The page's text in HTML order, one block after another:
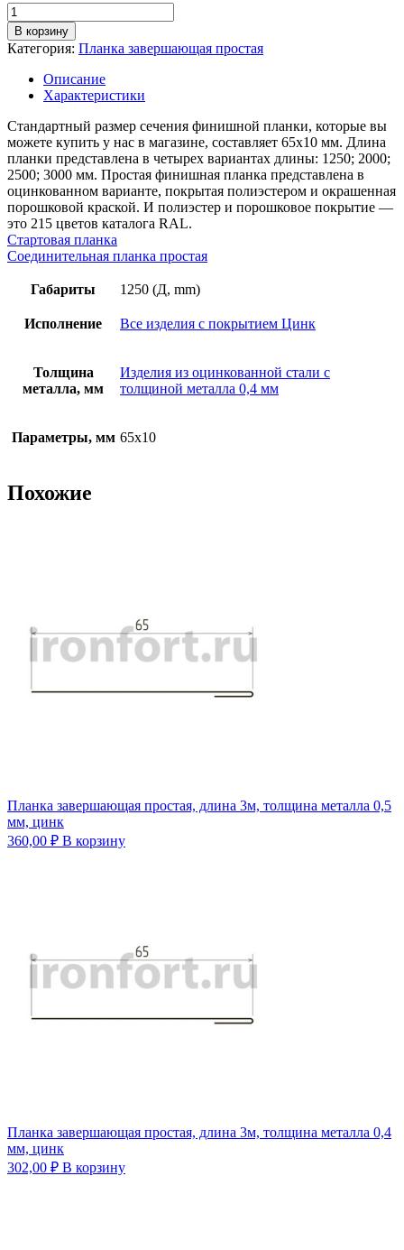
Количество
товара
Планка
завершающая
простая,
длина
1,25м,
толщина
металла
0,4
мм,
цинк
В корзину
Категория: Планка завершающая простая
Описание
Характеристики
Стандартный размер сечения финишной планки, которые вы
можете купить у нас в магазине, составляет 65х10 мм. Длина
планки представлена в четырех вариантах длины: 1250; 2000;
2500; 3000 мм. Простая финишная планка представлена в
оцинкованном варианте, покрытая полиэстером и окрашенная
порошковой краской. И полиэстер и порошковое покрытие —
это 215 цветов каталога RAL.
Стартовая планка
Соединительная планка простая
Габариты 1250 (Д, mm)
Исполнение Все изделия с покрытием Цинк
Толщина
металла, мм
Изделия из оцинкованной стали с
толщиной металла 0,4 мм
Параметры, мм 65х10
Похожие
Планка завершающая простая, длина 3м, толщина металла 0,5
мм, цинк
360,00 ₽ В корзину
Планка завершающая простая, длина 3м, толщина металла 0,4
мм, цинк
302,00 ₽ В корзину